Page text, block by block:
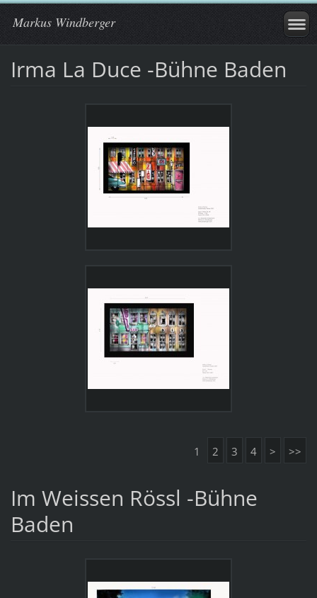
Markus Windberger
Irma La Duce -Bühne Baden
1 2 3 4 > >>
Im Weissen Rössl -Bühne
Baden